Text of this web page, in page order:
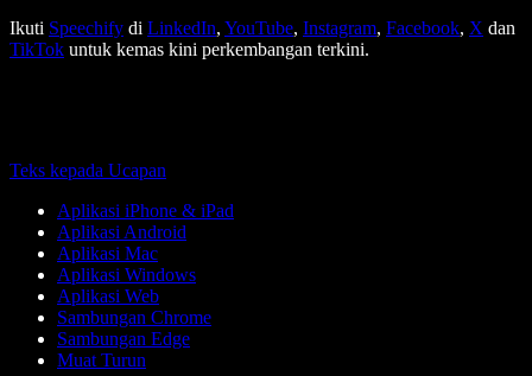
Ikuti Speechify di LinkedIn, YouTube, Instagram, Facebook, X dan
TikTok untuk kemas kini perkembangan terkini.
Teks kepada Ucapan
Aplikasi iPhone & iPad
Aplikasi Android
Aplikasi Mac
Aplikasi Windows
Aplikasi Web
Sambungan Chrome
Sambungan Edge
Muat Turun